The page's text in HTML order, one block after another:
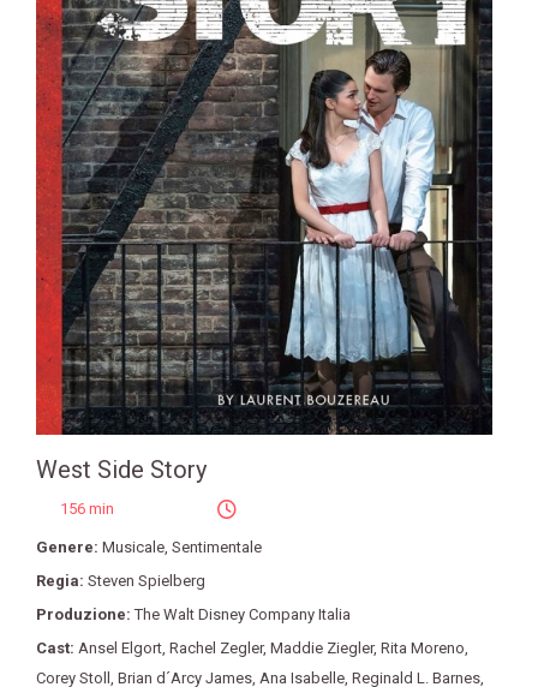
West Side Story
156 min
Genere: Musicale Sentimentale
Regia: Steven Spielberg
Produzione:The Walt Disney Company Italia
Cast: Ansel Elgort Rachel Zegler, Maddie Ziegler, Rita Moreno
Corey Stoll
Brian d´Arcy James Ana Isabelle Reginald L. Barnes